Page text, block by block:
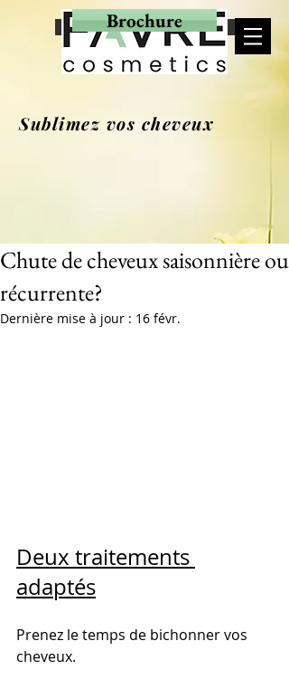
MON PANIER
Sublimez vos cheveux
Brochure
Chute de cheveux saisonnière ou
récurrente?
Dernière mise à jour : 16 févr.
Deux traitements
adaptés
Prenez le temps de bichonner vos
cheveux.